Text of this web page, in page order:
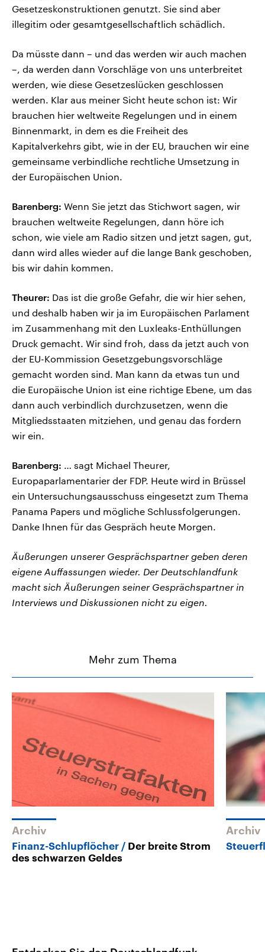
Gesetzeskonstruktionen genutzt. Sie sind aber
illegitim oder gesamtgesellschaftlich schädlich.
Da müsste dann – und das werden wir auch machen
–, da werden dann Vorschläge von uns unterbreitet
werden, wie diese Gesetzeslücken geschlossen
werden. Klar aus meiner Sicht heute schon ist: Wir
brauchen hier weltweite Regelungen und in einem
Binnenmarkt, in dem es die Freiheit des
Kapitalverkehrs gibt, wie in der EU, brauchen wir eine
gemeinsame verbindliche rechtliche Umsetzung in
der Europäischen Union.
Barenberg: Wenn Sie jetzt das Stichwort sagen, wir
brauchen weltweite Regelungen, dann höre ich
schon, wie viele am Radio sitzen und jetzt sagen, gut,
dann wird alles wieder auf die lange Bank geschoben,
bis wir dahin kommen.
Theurer: Das ist die große Gefahr, die wir hier sehen,
und deshalb haben wir ja im Europäischen Parlament
im Zusammenhang mit den Luxleaks-Enthüllungen
Druck gemacht. Wir sind froh, dass da jetzt auch von
der EU-Kommission Gesetzgebungsvorschläge
gemacht worden sind. Man kann da etwas tun und
die Europäische Union ist eine richtige Ebene, um das
dann auch verbindlich durchzusetzen, wenn die
Mitgliedsstaaten mitziehen, und genau das fordern
wir ein.
Barenberg: … sagt Michael Theurer,
Europaparlamentarier der FDP. Heute wird in Brüssel
ein Untersuchungsausschuss eingesetzt zum Thema
Panama Papers und mögliche Schlussfolgerungen.
Danke Ihnen für das Gespräch heute Morgen.
Äußerungen unserer Gesprächspartner geben deren
eigene Auffassungen wieder. Der Deutschlandfunk
macht sich Äußerungen seiner Gesprächspartner in
Interviews und Diskussionen nicht zu eigen.
Mehr zum Thema
Archiv
Finanz-Schlupflöcher
Der breite Strom
des schwarzen Geldes
Archiv